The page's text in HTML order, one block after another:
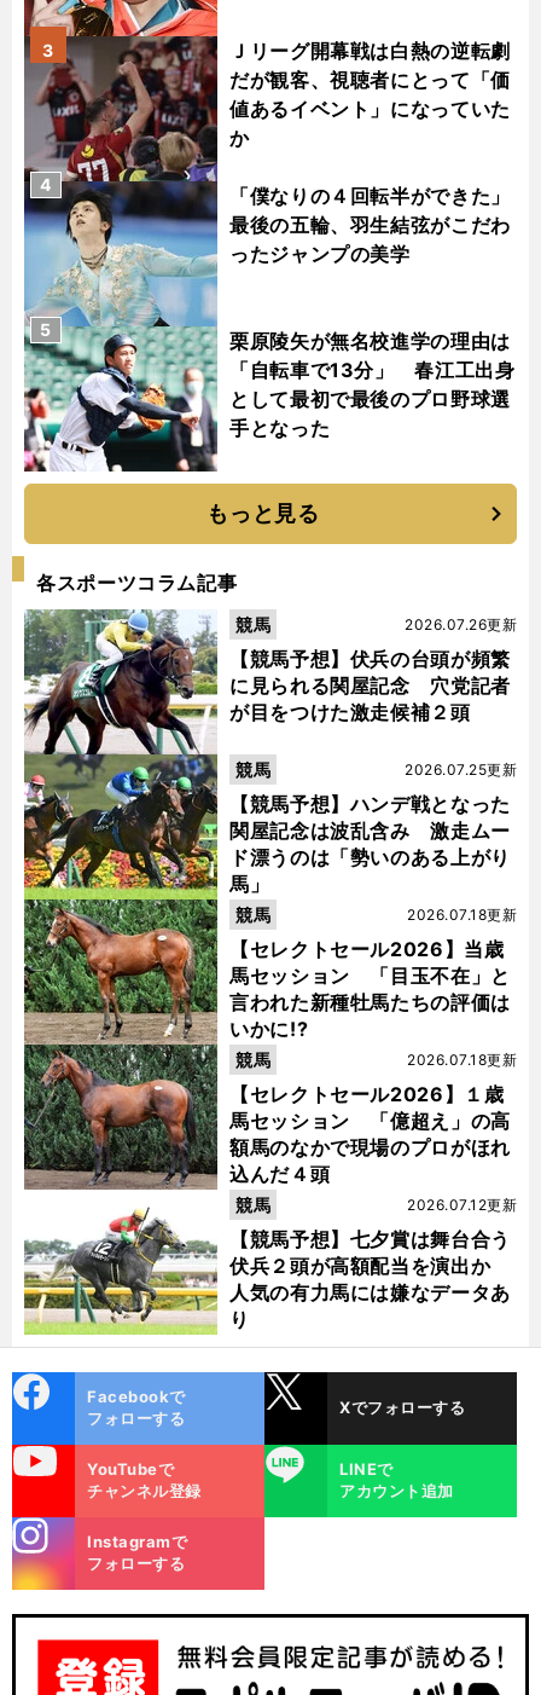
Ｊリーグ開幕戦は白熱の逆転劇
だが観客、視聴者にとって「価
値あるイベント」になっていた
か
3
「僕なりの４回転半ができた」
最後の五輪、羽生結弦がこだわ
ったジャンプの美学
4
栗原陵矢が無名校進学の理由は
「自転車で13分」 春江工出身
として最初で最後のプロ野球選
手となった
5
もっと見る
各スポーツコラム記事
【競馬予想】伏兵の台頭が頻繁
に見られる関屋記念 穴党記者
が目をつけた激走候補２頭
2026.07.26更新
競馬
【競馬予想】ハンデ戦となった
関屋記念は波乱含み 激走ムー
ド漂うのは「勢いのある上がり
馬」
2026.07.25更新
競馬
【セレクトセール2026】当歳
馬セッション 「目玉不在」と
言われた新種牡馬たちの評価は
いかに!?
2026.07.18更新
競馬
【セレクトセール2026】１歳
馬セッション 「億超え」の高
額馬のなかで現場のプロがほれ
込んだ４頭
2026.07.18更新
競馬
【競馬予想】七夕賞は舞台合う
伏兵２頭が高額配当を演出か
人気の有力馬には嫌なデータあ
り
2026.07.12更新
競馬
ok
Facebookで
フォローする
Xでフォローする
YouTubeで
チャンネル登録
LINE
LINEで
アカウント追加
m
Instagramで
フォローする